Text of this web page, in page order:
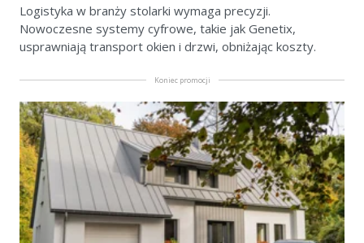
Logistyka w branży stolarki wymaga precyzji.
Nowoczesne systemy cyfrowe, takie jak Genetix,
usprawniają transport okien i drzwi, obniżając koszty.
Koniec promocji